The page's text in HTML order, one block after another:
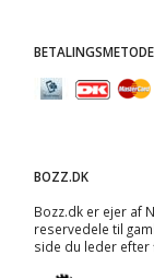
BOZZ.DK
Bozz.dk er ejer af
reservedele til
side du leder